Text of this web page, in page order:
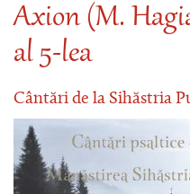
Axion (M.
al 5-lea
Cântări de la Sihăstria